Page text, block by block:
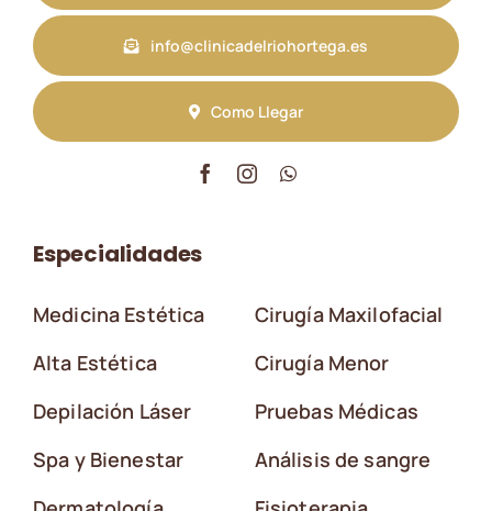
info@clinicadelriohortega.es
Como Llegar
Especialidades
Medicina Estética
Alta Estética
Depilación Láser
Spa y Bienestar
Cirugía Maxilofacial
Cirugía Menor
Pruebas Médicas
Análisis de sangre